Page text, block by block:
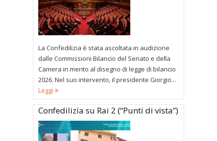
La Confedilizia è stata ascoltata in audizione
dalle Commissioni Bilancio del Senato e della
Camera in merito al disegno di legge di bilancio
2026. Nel suo intervento, il presidente Giorgio...
Leggi
Confedilizia su Rai 2 (“Punti di vista”)